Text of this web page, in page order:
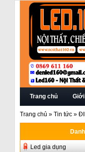
Trang chủ
Trang chủ » Tin tức »
Led gia dụng